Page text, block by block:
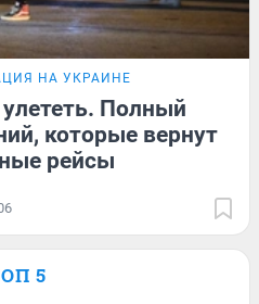
НА УКРАИНЕ
Полный
которые вернут
рейсы
5